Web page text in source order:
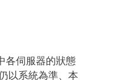
各伺服器的狀態
以系統為準、本